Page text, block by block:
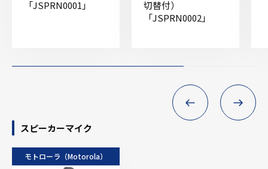
「JSPRN0001」
切替付）
「JSPRN0002」
スピーカーマイク
モトローラ（Motorola）